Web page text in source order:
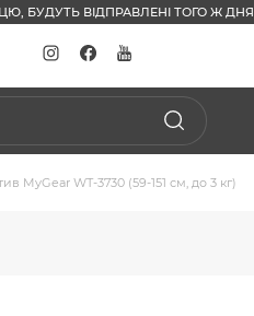
БУДУТЬ ВІДПРАВЛЕНІ ТОГО Ж ДНЯ.
MyGear WT-3730 (59-151 см, до 3 кг)